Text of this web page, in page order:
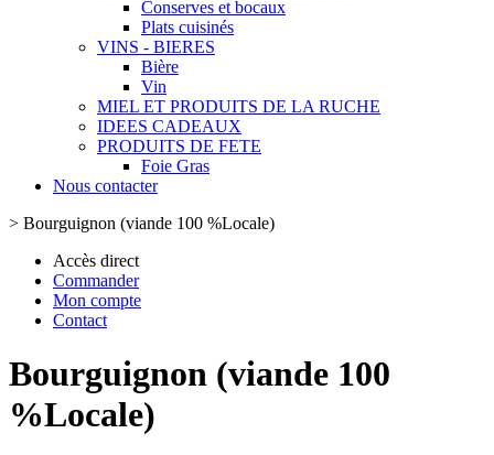
Conserves et bocaux
Plats cuisinés
VINS - BIERES
Bière
Vin
MIEL ET PRODUITS DE LA RUCHE
IDEES CADEAUX
PRODUITS DE FETE
Foie Gras
Nous contacter
> Bourguignon (viande 100 %Locale)
Accès direct
Commander
Mon compte
Contact
Bourguignon (viande 100
%Locale)